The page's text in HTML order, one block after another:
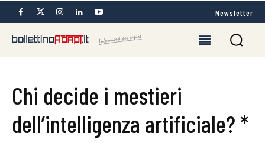
Newsletter
Chi decide i mestieri
dell’intelligenza artificiale? *